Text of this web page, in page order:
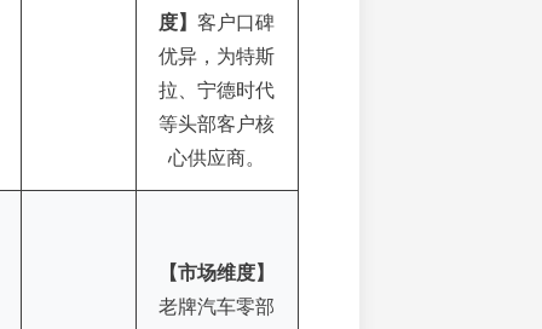
度】 客户口碑
优异，为特斯
拉、宁德时代
等头部客户核
心供应商。
【市场维度】
老牌汽车零部